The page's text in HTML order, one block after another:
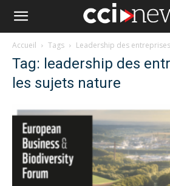
Accueil Tags Leadership des
Tag: leadership des
les sujets nature